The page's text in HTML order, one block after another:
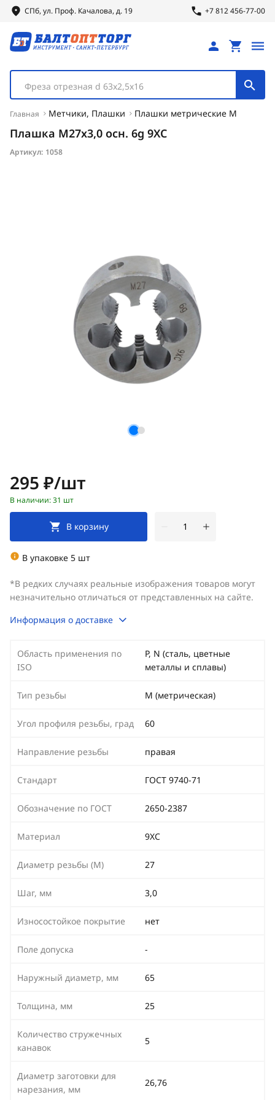
СПб, ул. Проф. Качалова, д. 19 +7 812 456-77-00
Фреза отрезная d 63х2,5х16
Главная Метчики, Плашки Плашки метрические М
Плашка М27х3,0 осн. 6g 9ХС
Артикул: 1058
Цена:
295 ₽/шт
В наличии: 31 шт
В корзину
В упаковке 5 шт
*В редких случаях реальные изображения товаров могут
незначительно отличаться от представленных на сайте.
Информация о доставке
Область применения по
ISO
P, N (сталь, цветные
металлы и сплавы)
Тип резьбы М (метрическая)
Угол профиля резьбы, град 60
Направление резьбы правая
Стандарт ГОСТ 9740-71
Обозначение по ГОСТ 2650-2387
Материал 9ХС
Диаметр резьбы (М) 27
Шаг, мм 3,0
Износостойкое покрытие нет
Поле допуска -
Наружный диаметр, мм 65
Толщина, мм 25
Количество стружечных
канавок
5
Диаметр заготовки для
нарезания, мм
26,76